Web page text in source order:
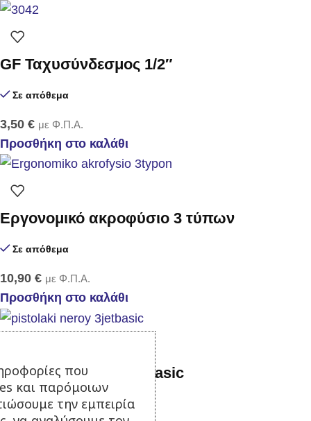
GF Ταχυσύνδεσμος 1/2″
Σε απόθεμα
3,50 € με Φ.Π.Α.
Προσθήκη στο καλάθι
Εργονομικό ακροφύσιο 3 τύπων
Σε απόθεμα
10,90 € με Φ.Π.Α.
Προσθήκη στο καλάθι
Πιστόλι νερού 3 Jet Basic
Σε απόθεμα
που
και παρόμοιων
την εμπειρία